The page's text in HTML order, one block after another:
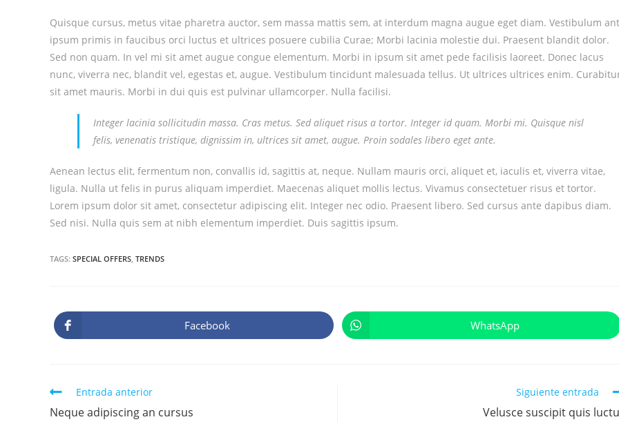
Quisque cursus, metus vitae pharetra auctor, sem massa mattis sem, at interdum magna augue eget diam. Vestibulum
ipsum primis in faucibus orci luctus et ultrices posuere cubilia Curae; Morbi lacinia molestie dui. Praesent blandit dolor.
Sed non quam. In vel mi sit amet augue congue elementum. Morbi in ipsum sit amet pede facilisis laoreet. Donec lacus
nunc, viverra nec, blandit vel, egestas et, augue. Vestibulum tincidunt malesuada tellus. Ut ultrices ultrices enim.
sit amet mauris. Morbi in dui quis est pulvinar ullamcorper. Nulla facilisi.
Integer lacinia sollicitudin massa. Cras metus. Sed aliquet risus a tortor. Integer id quam. Morbi mi. Quisque nisl
felis, venenatis tristique, dignissim in, ultrices sit amet, augue. Proin sodales libero eget ante.
Aenean lectus elit, fermentum non, convallis id, sagittis at, neque. Nullam mauris orci, aliquet et, iaculis et, viverra vitae,
ligula. Nulla ut felis in purus aliquam imperdiet. Maecenas aliquet mollis lectus. Vivamus consectetuer risus et tortor.
Lorem ipsum dolor sit amet, consectetur adipiscing elit. Integer nec odio. Praesent libero. Sed cursus ante dapibus diam.
Sed nisi. Nulla quis sem at nibh elementum imperdiet. Duis sagittis ipsum.
TAGS: SPECIAL OFFERS, TRENDS
Facebook WhatsApp
C
o
Entrada anterior
Neque adipiscing an cursus
Siguiente entrada
Velusce suscipit quis